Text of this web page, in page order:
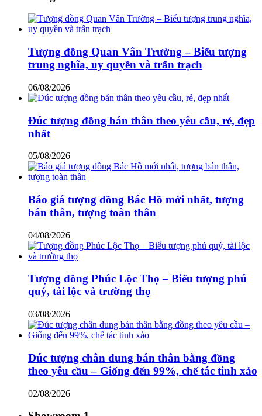
Tượng đồng Quan Vân Trường – Biểu tượng
trung nghĩa, uy quyền và trấn trạch
06/08/2026
Đúc tượng đồng bán thân theo yêu cầu, rẻ, đẹp
nhất
05/08/2026
Báo giá tượng đồng Bác Hồ mới nhất, tượng
bán thân, tượng toàn thân
04/08/2026
Tượng đồng Phúc Lộc Thọ – Biểu tượng phú
quý, tài lộc và trường thọ
03/08/2026
Đúc tượng chân dung bán thân bằng đồng
theo yêu cầu – Giống đến 99%, chế tác tinh xảo
02/08/2026